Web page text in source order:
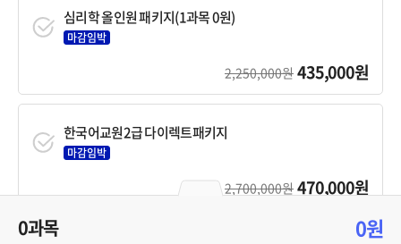
0과목 0원
심리학 올인원 패키지(1과목 0원)
마감임박
2,250,000원 435,000원
한국어교원2급 다이렉트패키지
마감임박
2,700,000원 470,000원